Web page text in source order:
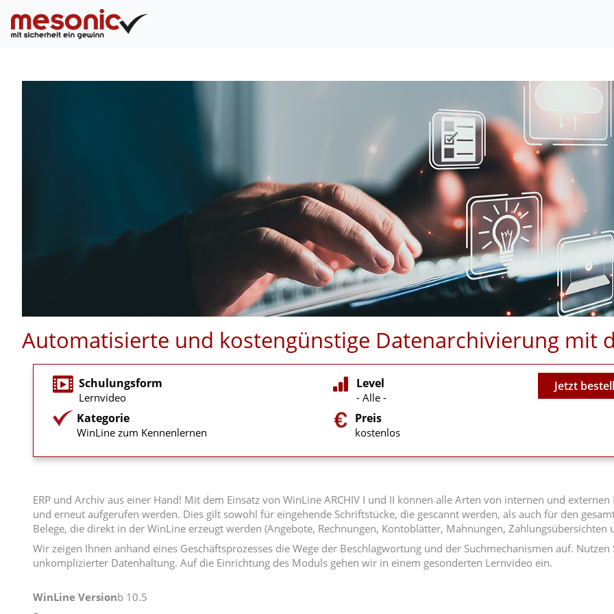
Automatisierte und kostengünstige Datenarchivierung mit
Schulungsform
Lernvideo
Kategorie
WinLine zum Kennenlernen
Level
- Alle -
Preis
kostenlos
Video
Jetzt
ERP und Archiv aus einer Hand! Mit dem Einsatz von WinLine ARCHIV I und II können alle Arten von internen und
und erneut aufgerufen werden. Dies gilt sowohl für eingehende Schriftstücke, die gescannt werden, als auch für den
Belege, die direkt in der WinLine erzeugt werden (Angebote, Rechnungen, Kontoblätter, Mahnungen, Zahlungsübersichten
Wir zeigen Ihnen anhand eines Geschäftsprozesses die Wege der Beschlagwortung und der Suchmechanismen auf.
unkomplizierter Datenhaltung. Auf die Einrichtung des Moduls gehen wir in einem gesonderten Lernvideo ein.
WinLine Versionb 10.5